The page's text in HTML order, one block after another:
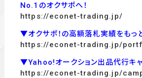
No.1のオクサポへ！
https://econet-trading.jp/
▼オクサポ！の高額落札実績をもっ
https://econet-trading.jp/
▼Yahoo!オークション出品代行キ
https://econet-trading.jp/